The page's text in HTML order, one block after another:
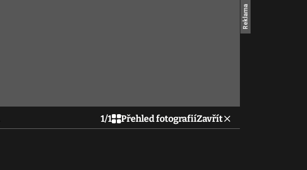
1/1 Přehled fotografiíZavřít